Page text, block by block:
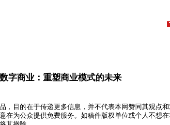
字商业：重塑商业模式的未来
，目的在于传递更多信息，并不代表本网赞同其观点
在为公众提供免费服务。如稿件版权单位或个人不想